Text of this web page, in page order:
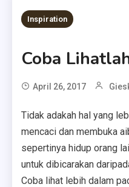
Inspiration
Coba
April 26, 2017
Tidak adakah hal yang
mencaci dan membuka
sepertinya hidup orang
untuk dibicarakan
Coba lihat lebih dalam